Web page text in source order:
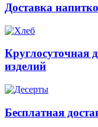
Доставка
Круглосуточная
изделий
Бесплатная